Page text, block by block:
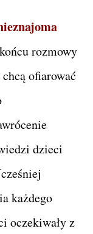
rozmowy
ofiarować
dzieci
każdego
oczekiwały z